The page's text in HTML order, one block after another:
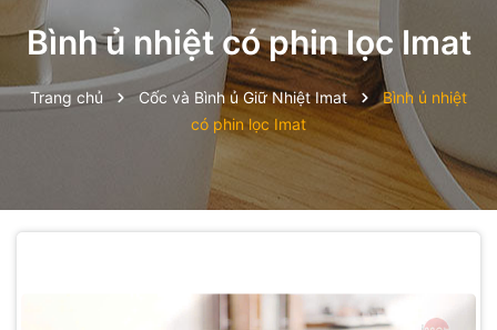
Bình ủ nhiệt có phin lọc Imat
Trang chủ Cốc và Bình ủ Giữ Nhiệt Imat
Bình ủ nhiệt
có phin lọc Imat